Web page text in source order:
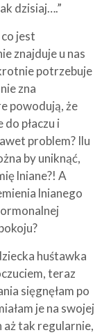
dzisiaj….”
jest
znajduje u nas
potrzebuje
zna
powodują, że
płaczu i
problem? Ilu
by uniknąć,
lniane?! A
lnianego
huśtawka
teraz
sięgnęłam po
je na swojej
aż tak regularnie,